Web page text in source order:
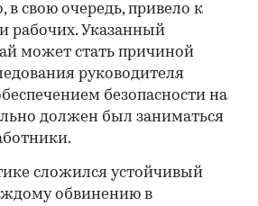
свою очередь, привело к
рабочих. Указанный
может стать причиной
руководителя
безопасности на
должен был заниматься
сложился устойчивый
обвинению в